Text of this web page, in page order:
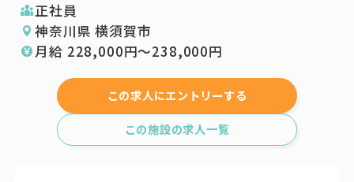
正社員
神奈川県 横須賀市
月給 228,000円〜238,000円
この求人にエントリーする
この施設の求人一覧